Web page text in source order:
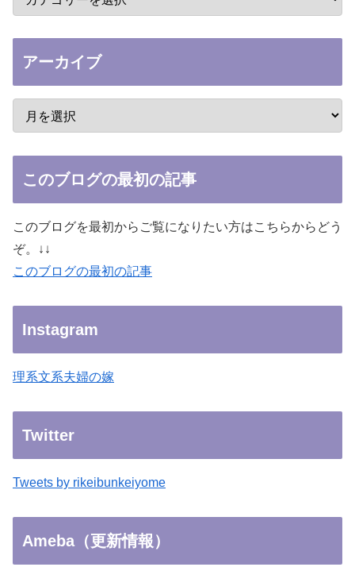
アーカイブ
このブログの最初の記事
このブログを最初からご覧になりたい方はこちらからどう
ぞ。↓↓
このブログの最初の記事
Instagram
理系文系夫婦の嫁
Twitter
Tweets by rikeibunkeiyome
Ameba（更新情報）